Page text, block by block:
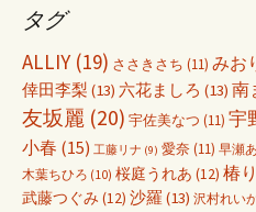
タグ
ALLIY(19) ささきさち (11) みお
倖田李梨 (13) 六花ましろ (13) 南
友坂麗 (20) 宇佐美なつ (11) 宇
小春 (15) 工藤リナ (9) 愛奈(11) 早瀬
木葉ちひろ (10) 桜庭うれあ (12) 椿
武藤つぐみ (12) 沙羅 (13) 沢村れい